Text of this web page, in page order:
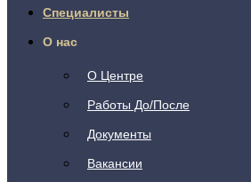
Специалисты
О нас
О Центре
Работы До/После
Документы
Вакансии